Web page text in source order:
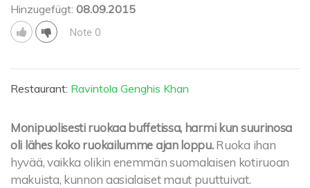
Hinzugefügt: 08.09.2015
Note 0
Restaurant: Ravintola Genghis Khan
Monipuolisesti ruokaa buffetissa, harmi kun suurinosa
oli lähes koko ruokailumme ajan loppu. Ruoka ihan
hyvää, vaikka olikin enemmän suomalaisen kotiruoan
makuista, kunnon aasialaiset maut puuttuivat.